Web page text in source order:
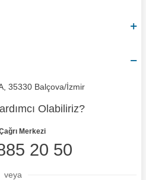
35330 Balçova/İzmir
Olabiliriz?
Merkezi
20 50
veya